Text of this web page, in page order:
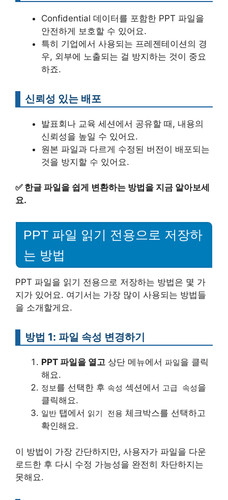
Confidential 데이터를 포함한 PPT 파일을
안전하게 보호할 수 있어요.
특히 기업에서 사용되는 프레젠테이션의 경
우, 외부에 노출되는 걸 방지하는 것이 중요
하죠.
신뢰성 있는 배포
발표회나 교육 세션에서 공유할 때, 내용의
신뢰성을 높일 수 있어요.
원본 파일과 다르게 수정된 버전이 배포되는
것을 방지할 수 있어요.
✅ 한글 파일을 쉽게 변환하는 방법을 지금 알아보세
요.
PPT 파일 읽기 전용으로 저장하
는 방법
PPT 파일을 읽기 전용으로 저장하는 방법은 몇 가
지가 있어요. 여기서는 가장 많이 사용되는 방법들
을 소개할게요.
방법 1: 파일 속성 변경하기
PPT 파일을 열고 상단 메뉴에서 파일을 클릭
해요.
정보를 선택한 후 속성 섹션에서 고급 속성을
클릭해요.
일반 탭에서 읽기 전용 체크박스를 선택하고
확인해요.
이 방법이 가장 간단하지만, 사용자가 파일을 다운
로드한 후 다시 수정 가능성을 완전히 차단하지는
못해요.